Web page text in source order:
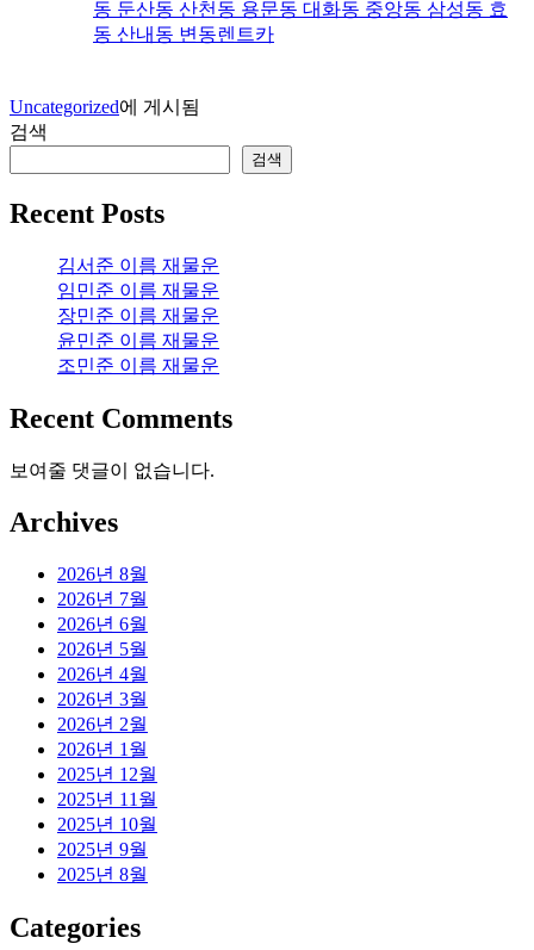
동 둔산동 산천동 용문동 대화동 중앙동 삼성동 효
동 산내동 변동렌트카
Uncategorized에 게시됨
검색
검색
Recent Posts
김서준 이름 재물운
임민준 이름 재물운
장민준 이름 재물운
윤민준 이름 재물운
조민준 이름 재물운
Recent Comments
보여줄 댓글이 없습니다.
Archives
2026년 8월
2026년 7월
2026년 6월
2026년 5월
2026년 4월
2026년 3월
2026년 2월
2026년 1월
2025년 12월
2025년 11월
2025년 10월
2025년 9월
2025년 8월
Categories